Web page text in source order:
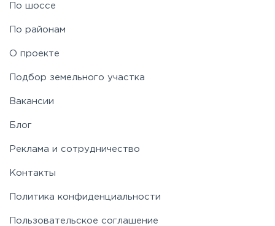
По шоссе
По районам
О проекте
Подбор земельного участка
Вакансии
Блог
Реклама и сотрудничество
Контакты
Политика конфиденциальности
Пользовательское соглашение